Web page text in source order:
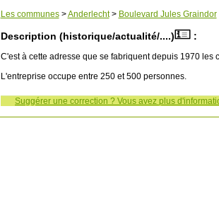
Les communes>Anderlecht> Boulevard Jules Graindor
Description (historique/actualité/....) :
C'est à cette adresse que se fabriquent depuis 1970 les
L'entreprise occupe entre 250 et 500 personnes.
Suggérer une correction ? Vous avez plus